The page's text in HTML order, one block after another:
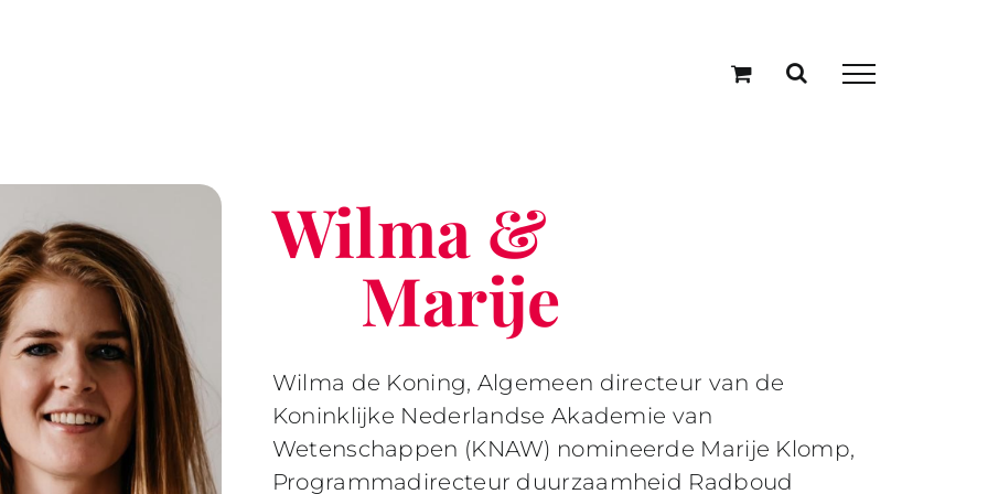
Wilma &
Marije
Wilma de Koning, Algemeen directeur van de
Koninklijke Nederlandse Akademie van
Wetenschappen (KNAW) nomineerde Marije Klomp,
Programmadirecteur duurzaamheid Radboud